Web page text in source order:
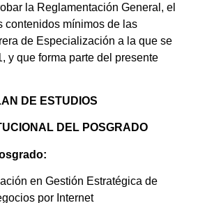
la Reglamentación General, el
contenidos mínimos de las
de Especialización a la que se
y que forma parte del presente
DE ESTUDIOS
DEL POSGRADO
en Gestión Estratégica de
por Internet